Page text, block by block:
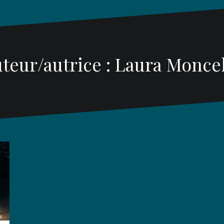
autrice : Laura